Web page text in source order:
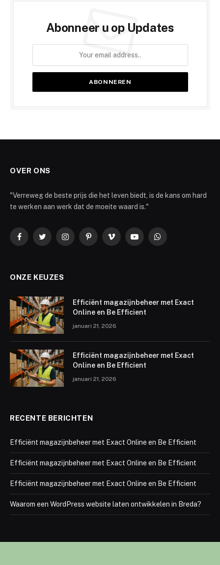
Abonneer u op Updates
OVER ONS
"Verreweg de beste prijs die het leven biedt, is de kans om hard
te werken aan werk dat de moeite waard is."
FacebookTwitterInstagramPinterestVimeo YouTubeWhatsApp
ONZE KEUZES
Efficiënt magazijnbeheer met Exact
Online en Be Efficient
januari 21, 2026
Efficiënt magazijnbeheer met Exact
Online en Be Efficient
januari 21, 2026
RECENTE BERICHTEN
Efficiënt magazijnbeheer met Exact Online en Be Efficient
Efficiënt magazijnbeheer met Exact Online en Be Efficient
Efficiënt magazijnbeheer met Exact Online en Be Efficient
Waarom een WordPress website laten ontwikkelen in Breda?